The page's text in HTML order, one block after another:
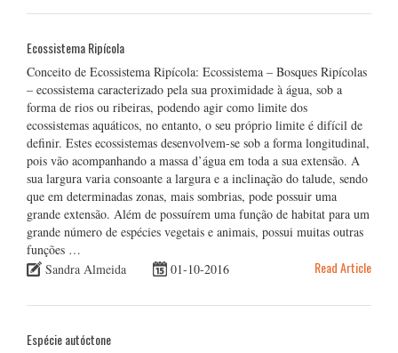
Ecossistema Ripícola
Conceito de Ecossistema Ripícola: Ecossistema – Bosques Ripícolas
– ecossistema caracterizado pela sua proximidade à água, sob a
forma de rios ou ribeiras, podendo agir como limite dos
ecossistemas aquáticos, no entanto, o seu próprio limite é difícil de
definir. Estes ecossistemas desenvolvem-se sob a forma longitudinal,
pois vão acompanhando a massa d’água em toda a sua extensão. A
sua largura varia consoante a largura e a inclinação do talude, sendo
que em determinadas zonas, mais sombrias, pode possuir uma
grande extensão. Além de possuírem uma função de habitat para um
grande número de espécies vegetais e animais, possui muitas outras
funções …
Sandra Almeida
01-10-2016 Read Article
Espécie autóctone